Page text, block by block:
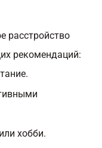
расстройство
рекомендаций:
хобби.